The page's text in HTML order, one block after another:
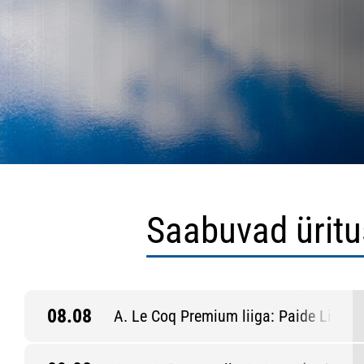
Saabuvad
08.08 A. Le Coq Premium liiga: Paide